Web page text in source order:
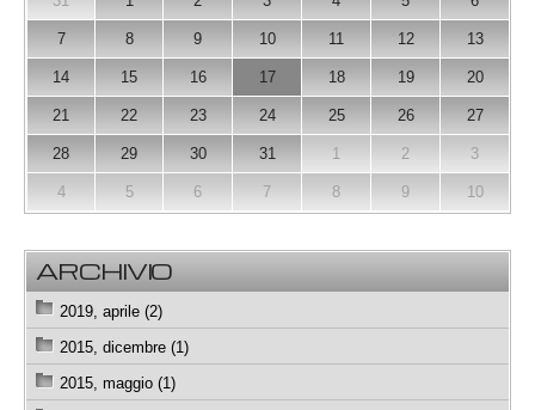
7 8 9 10 11 12 13
14 15 16 17 18 19 20
21 22 23 24 25 26 27
28 29 30 31 1 2 3
4 5 6 7 8 9 10
ARCHIVIO
2019, aprile (2)
2015, dicembre (1)
2015, maggio (1)